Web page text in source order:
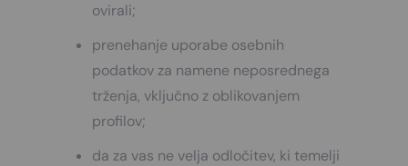
ovirali;
prenehanje uporabe osebnih
podatkov za namene neposrednega
trženja, vključno z oblikovanjem
profilov;
da za vas ne velja odločitev, ki temelji